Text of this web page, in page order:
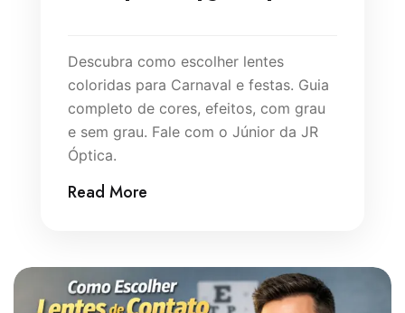
Descubra como escolher lentes
coloridas para Carnaval e festas. Guia
completo de cores, efeitos, com grau
e sem grau. Fale com o Júnior da JR
Óptica.
Read More